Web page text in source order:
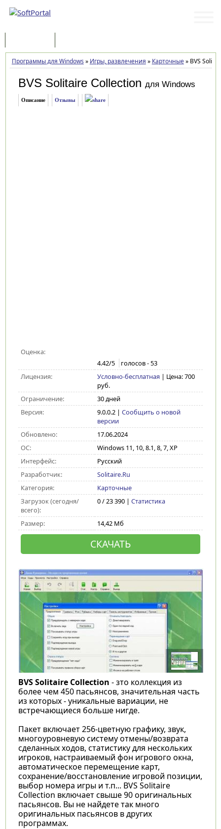
Программы для Windows » Игры, развлечения » Карточные»BVS
BVS Solitaire Collection для Windows
Описание Отзывы
Оценка:
4.42/5 голосов -53
Лицензия:
Условно-бесплатная | Цена: 700
руб.
Ограничение:
30 дней
Версия:
9.0.0.2| Сообщить о новой
версии
Обновлено:
17.06.2024
ОС:
Windows 11, 10, 8.1, 8, 7, XP
Интерфейс:
Русский
Разработчик:
Solitaire.Ru
Категория:
Карточные
Загрузок (сегодня/
всего):
0 / 23 390 | Статистика
Размер: 14,42 Мб
СКАЧАТЬ
BVS Solitaire Collection - зто коллекция из
более чем 450 пасьянсов, значительная часть
из которых - уникальные вариации, не
встречающиеся больше нигде.
Пакет включает 256-цветную графику, звук,
многоуровневую систему отмены/возврата
сделанных ходов, статистику для нескольких
игроков, настраиваемый фон игрового окна,
автоматическое перемещение карт,
сохранение/восстановление игровой позиции,
выбор номера игры и т.п... BVS Solitaire
Collection включает свыше 90 оригинальных
пасьянсов. Вы не найдете так много
оригинальных пасьянсов в других
программах.